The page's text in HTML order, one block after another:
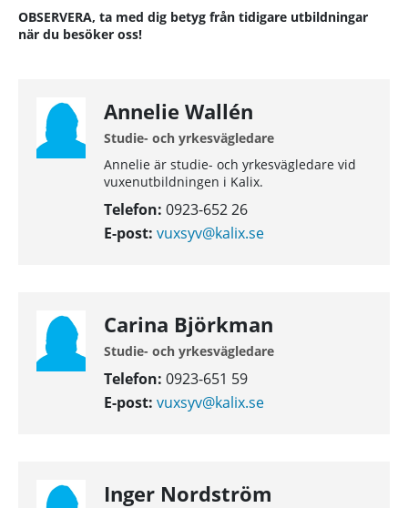
OBSERVERA, ta med dig betyg från tidigare utbildningar
när du besöker oss!
Annelie Wallén
Studie- och yrkesvägledare
Annelie är studie- och yrkesvägledare vid
vuxenutbildningen i Kalix.
Telefon: 0923-652 26
E-post: vuxsyv@kalix.se
Carina Björkman
Studie- och yrkesvägledare
Telefon: 0923-651 59
E-post: vuxsyv@kalix.se
Inger Nordström